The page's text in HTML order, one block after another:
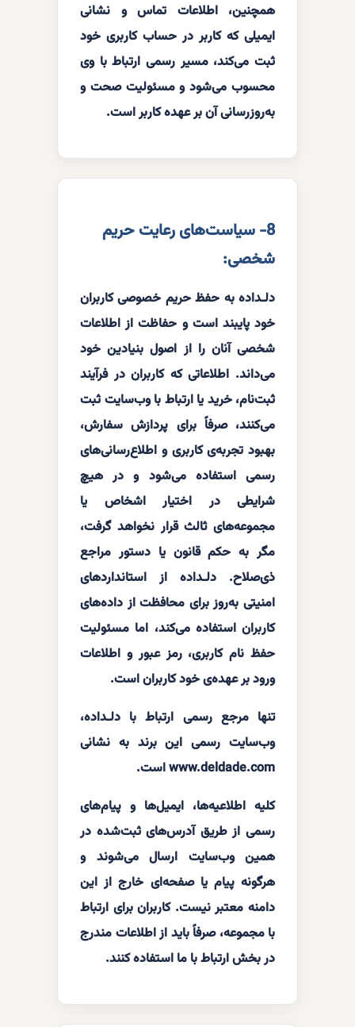
همچنین، اطلاعات تماس و نشانی
ایمیلی که کاربر در حساب کاربری خود
ثبت می‌کند، مسیر رسمی ارتباط با وی
محسوب می‌شود و مسئولیت صحت و
به‌روزرسانی آن بر عهده کاربر است.
8- سیاست‏‌های رعایت حریم
شخصی:
دلـداده به حفظ حریم خصوصی کاربران
خود پایبند است و حفاظت از اطلاعات
شخصی آنان را از اصول بنیادین خود
می‌داند. اطلاعاتی که کاربران در فرآیند
ثبت‌نام، خرید یا ارتباط با وب‌سایت ثبت
می‌کنند، صرفاً برای پردازش سفارش،
بهبود تجربه‌ی کاربری و اطلاع‌رسانی‌های
رسمی استفاده می‌شود و در هیچ
شرایطی در اختیار اشخاص یا
مجموعه‌های ثالث قرار نخواهد گرفت،
مگر به حکم قانون یا دستور مراجع
ذی‌صلاح. دلـداده از استانداردهای
امنیتی به‌روز برای محافظت از داده‌های
کاربران استفاده می‌کند، اما مسئولیت
حفظ نام کاربری، رمز عبور و اطلاعات
ورود بر عهده‌ی خود کاربران است.
تنها مرجع رسمی ارتباط با دلـداده،
وب‌سایت رسمی این برند به نشانی
www.deldade.com است.
کلیه اطلاعیه‌ها، ایمیل‌ها و پیام‌های
رسمی از طریق آدرس‌های ثبت‌شده در
همین وب‌سایت ارسال می‌شوند و
هرگونه پیام یا صفحه‌ای خارج از این
دامنه معتبر نیست. کاربران برای ارتباط
با مجموعه، صرفاً باید از اطلاعات مندرج
در بخش ارتباط با ما استفاده کنند.